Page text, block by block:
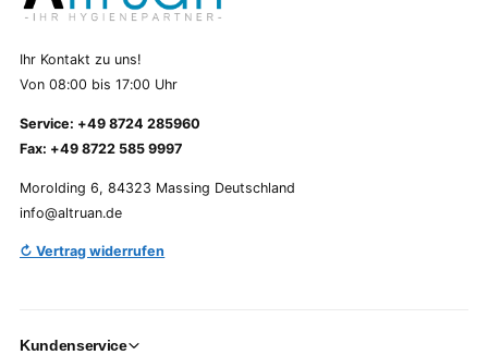
Ihr Kontakt zu uns!
Von 08:00 bis 17:00 Uhr
Service: +49 8724 285960
Fax: +49 8722 585 9997
Morolding 6, 84323 Massing Deutschland
info@altruan.de
↻ Vertrag widerrufen
Kundenservice